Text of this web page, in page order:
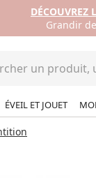
DÉCOUVREZ
Grandir
ÉVEIL ET JOUET